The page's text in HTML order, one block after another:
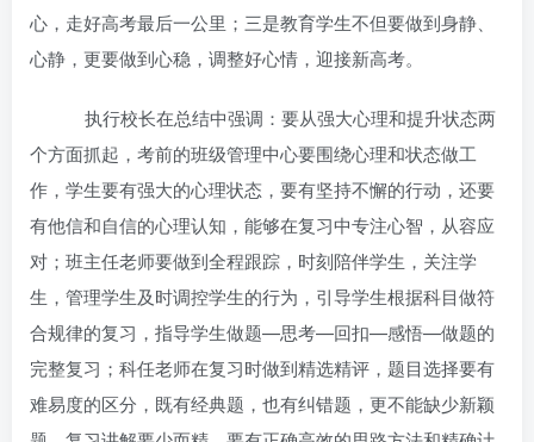
心，走好高考最后一公里；三是教育学生不但要做到身静、
心静，更要做到心稳，调整好心情，迎接新高考。
执行校长在总结中强调：要从强大心理和提升状态两
个方面抓起，考前的班级管理中心要围绕心理和状态做工
作，学生要有强大的心理状态，要有坚持不懈的行动，还要
有他信和自信的心理认知，能够在复习中专注心智，从容应
对；班主任老师要做到全程跟踪，时刻陪伴学生，关注学
生，管理学生及时调控学生的行为，引导学生根据科目做符
合规律的复习，指导学生做题—思考—回扣—感悟—做题的
完整复习；科任老师在复习时做到精选精评，题目选择要有
难易度的区分，既有经典题，也有纠错题，更不能缺少新颖